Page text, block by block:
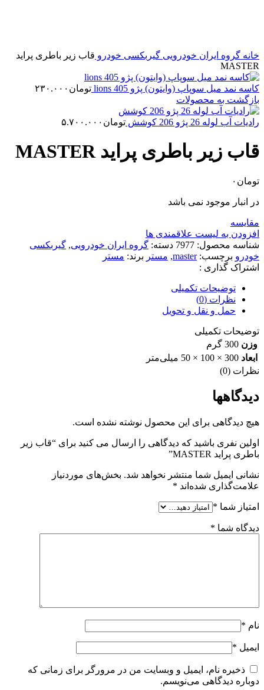
خانه گروه ایران خودرویی گیربکسی خودرو قاب زیر باطری پراید
MASTER
کاسه نمد میل سوپاپ (وایتون) پژو 405 lions تومان ۲۳۰.۰۰۰
بازگشت به محصولات
رادیات آب لوله 26 پژو 206 کوشش تومان ۵.۷۰۰.۰۰۰
قاب زیر باطری پراید MASTER
تومان ۰
در انبار موجود نمی باشد
مقایسه
افزودن به لیست علاقمندی ها
شناسه محصول: 7977 دسته: گروه ایران خودرویی, گیربکسی
خودرو برچسب: master
, مستر برند: مستر
اشتراک گذاری :
توضیحات تکمیلی
نظرات (0)
حمل و نقل و تحویل
توضیحات تکمیلی
وزن 300 گرم
ابعاد 300 × 100 × 50 میلی‌متر
نظرات (0)
دیدگاهها
هیچ دیدگاهی برای این محصول نوشته نشده است.
اولین نفری باشید که دیدگاهی را ارسال می کنید برای “قاب زیر
باطری پراید MASTER”
نشانی ایمیل شما منتشر نخواهد شد. بخش‌های موردنیاز
علامت‌گذاری شده‌اند *
امتیاز شما *
دیدگاه شما *
نام *
ایمیل *
ذخیره نام، ایمیل و وبسایت من در مرورگر برای زمانی که
دوباره دیدگاهی می‌نویسم.